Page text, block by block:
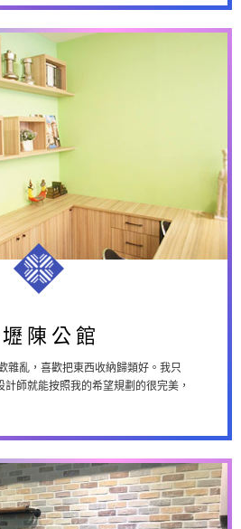
中壢陳公館
陳公館
雜亂，喜歡把東西收納歸類好。我只
師就能按照我的希望規劃的很完美，